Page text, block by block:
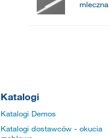
mleczna
Katalogi
Katalogi Demos
Katalogi dostawców - okucia